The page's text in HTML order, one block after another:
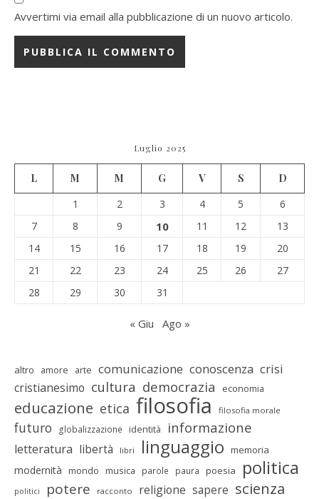
Avvertimi via email alla pubblicazione di un nuovo articolo.
Luglio 2025
L M M G V S
D
1
2 3 4 5
6
7
8 9 10 11 12
13
14
15 16 17 18 19
20
21
22 23 24 25 26
27
28
29 30 31
« Giu Ago »
altro amore arte comunicazione conoscenza crisi
cristianesimo cultura democrazia economia
educazione etica filosofia filosofia morale
futuro globalizzazione identità informazione
letteratura libertà libri linguaggio memoria
modernità mondo musica parole paura poesia politica
politici potere racconto religione sapere scienza